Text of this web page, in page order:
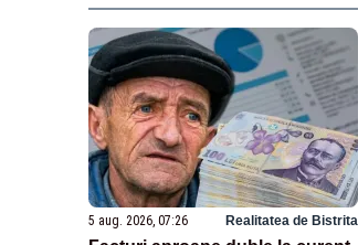
5 aug. 2026, 07:26 Realitatea de Bistrita